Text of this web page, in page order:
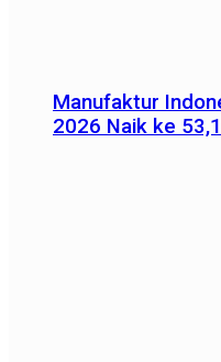
Manufaktur
2026 Naik ke